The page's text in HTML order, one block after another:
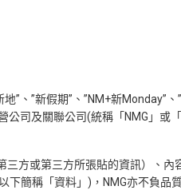
”、”新假期”、”NM+新Monday”、”
司及關聯公司(統稱「NMG」
方或第三方所張貼的資訊）、
簡稱「資料」)，NMG亦不負品